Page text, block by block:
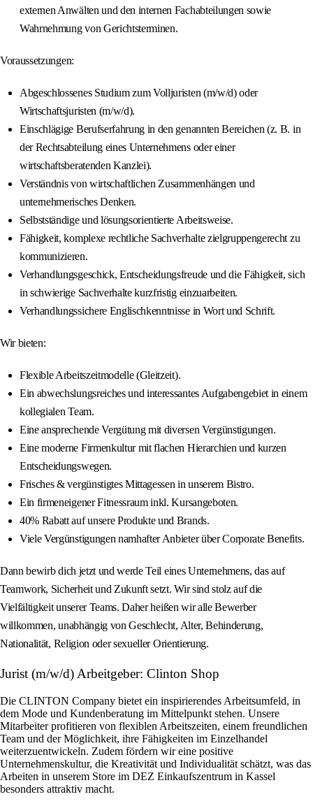
externen Anwälten und den internen Fachabteilungen sowie
Wahrnehmung von Gerichtsterminen.
Voraussetzungen:
Abgeschlossenes Studium zum Volljuristen (m/w/d) oder
Wirtschaftsjuristen (m/w/d).
Einschlägige Berufserfahrung in den genannten Bereichen (z. B. in
der Rechtsabteilung eines Unternehmens oder einer
wirtschaftsberatenden Kanzlei).
Verständnis von wirtschaftlichen Zusammenhängen und
unternehmerisches Denken.
Selbstständige und lösungsorientierte Arbeitsweise.
Fähigkeit, komplexe rechtliche Sachverhalte zielgruppengerecht zu
kommunizieren.
Verhandlungsgeschick, Entscheidungsfreude und die Fähigkeit, sich
in schwierige Sachverhalte kurzfristig einzuarbeiten.
Verhandlungssichere Englischkenntnisse in Wort und Schrift.
Wir bieten:
Flexible Arbeitszeitmodelle (Gleitzeit).
Ein abwechslungsreiches und interessantes Aufgabengebiet in einem
kollegialen Team.
Eine ansprechende Vergütung mit diversen Vergünstigungen.
Eine moderne Firmenkultur mit flachen Hierarchien und kurzen
Entscheidungswegen.
Frisches & vergünstigtes Mittagessen in unserem Bistro.
Ein firmeneigener Fitnessraum inkl. Kursangeboten.
40% Rabatt auf unsere Produkte und Brands.
Viele Vergünstigungen namhafter Anbieter über Corporate Benefits.
Dann bewirb dich jetzt und werde Teil eines Unternehmens, das auf
Teamwork, Sicherheit und Zukunft setzt. Wir sind stolz auf die
Vielfältigkeit unserer Teams. Daher heißen wir alle Bewerber
willkommen, unabhängig von Geschlecht, Alter, Behinderung,
Nationalität, Religion oder sexueller Orientierung.
Jurist (m/w/d) Arbeitgeber: Clinton Shop
Die CLINTON Company bietet ein inspirierendes Arbeitsumfeld, in
dem Mode und Kundenberatung im Mittelpunkt stehen. Unsere
Mitarbeiter profitieren von flexiblen Arbeitszeiten, einem freundlichen
Team und der Möglichkeit, ihre Fähigkeiten im Einzelhandel
weiterzuentwickeln. Zudem fördern wir eine positive
Unternehmenskultur, die Kreativität und Individualität schätzt, was das
Arbeiten in unserem Store im DEZ Einkaufszentrum in Kassel
besonders attraktiv macht.